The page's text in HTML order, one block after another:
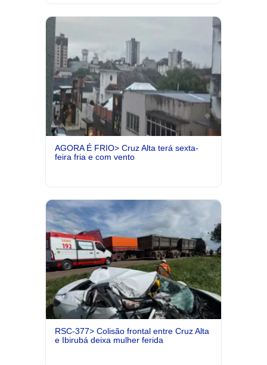
AGORA É FRIO> Cruz Alta terá sexta-
feira fria e com vento
RSC-377> Colisão frontal entre Cruz Alta
e Ibirubá deixa mulher ferida